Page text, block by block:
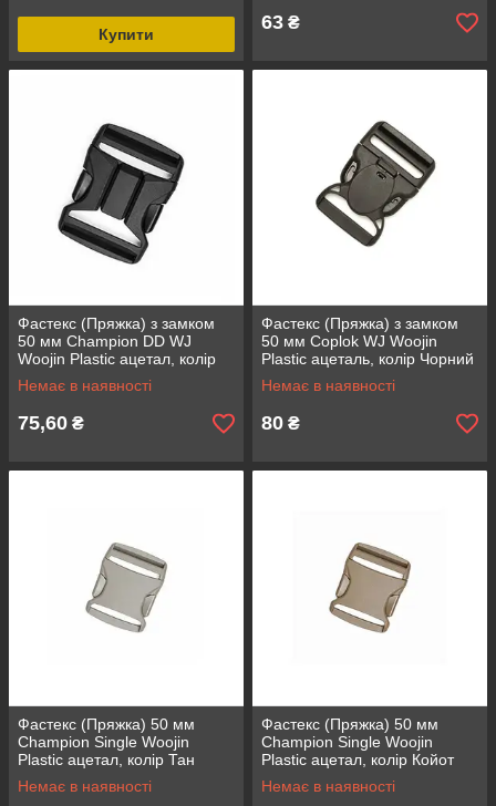
Купити
63 ₴
Фастекс (Пряжка) з замком
50 мм Champion DD WJ
Woojin Plastic ацетал, колір
Чорний
Немає в наявності
75,60 ₴
Фастекс (Пряжка) з замком
50 мм Coplok WJ Woojin
Plastic ацеталь, колір Чорний
Немає в наявності
80 ₴
Фастекс (Пряжка) 50 мм
Champion Single Woojin
Plastic ацетал, колір Тан
Немає в наявності
Фастекс (Пряжка) 50 мм
Champion Single Woojin
Plastic ацетал, колір Койот
Немає в наявності